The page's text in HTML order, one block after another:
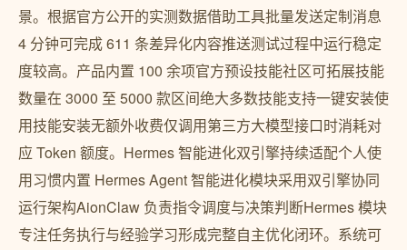
景。根据官方公开的实测数据借助工具批量发送定制消息
4 分钟可完成 611 条差异化内容推送测试过程中运行稳定
度较高。产品内置 100 余项官方预设技能社区可拓展技能
数量在 3000 至 5000 款区间绝大多数技能支持一键安装使
用技能安装无额外收费仅调用第三方大模型接口时消耗对
应 Token 额度。Hermes 智能进化双引擎持续适配个人使
用习惯内置 Hermes Agent 智能进化模块采用双引擎协同
运行架构AionClaw 负责指令调度与决策判断Hermes 模块
专注任务执行与经验学习形成完整自主优化闭环。系统可